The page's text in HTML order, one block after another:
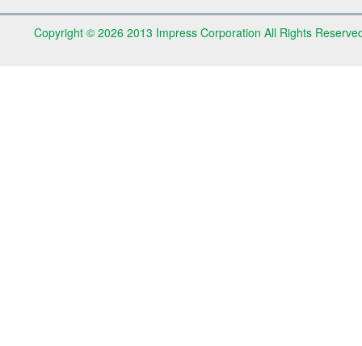
Copyright © 2026 2013 Impress Corporation All Rights